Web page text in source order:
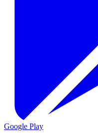
Google Play